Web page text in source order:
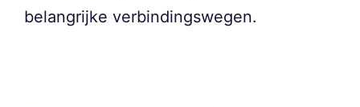
belangrijke verbindingswegen.